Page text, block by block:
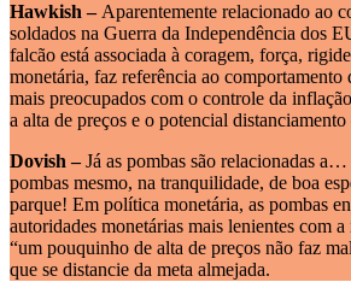
Hawkish – Aparentemente relacionado ao
soldados na Guerra da Independência dos
falcão está associada à coragem, força,
monetária, faz referência ao comportamento
mais preocupados com o controle da
a alta de preços e o potencial distanciamento
Dovish –Já as pombas são relacionadas a…
pombas mesmo, na tranquilidade, de boa
parque! Em política monetária, as pombas
autoridades monetárias mais lenientes com
“um pouquinho de alta de preços não faz
que se distancie da meta almejada.